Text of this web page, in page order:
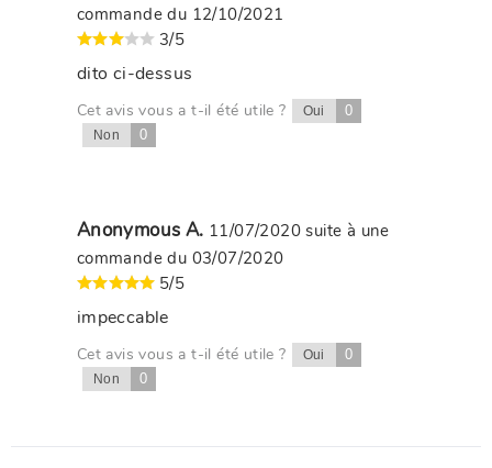
commande du 12/10/2021
3/5
dito ci-dessus
Cet avis vous a t-il été utile ? Oui 0
Non 0
Anonymous A. 11/07/2020 suite à une
commande du 03/07/2020
5/5
impeccable
Cet avis vous a t-il été utile ? Oui 0
Non 0